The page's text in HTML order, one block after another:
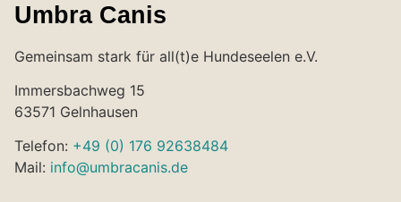
Umbra Canis
Gemeinsam stark für all(t)e Hundeseelen e.V.
Immersbachweg 15
63571 Gelnhausen
Telefon: +49 (0) 176 92638484
Mail: info@umbracanis.de